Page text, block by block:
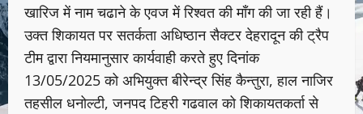
खारिज में नाम चढाने के एवज में रिश्वत की माँग की जा रही हैं।
उक्त शिकायत पर सतर्कता अधिष्ठान सैक्टर देहरादून की ट्रैप
टीम द्वारा नियमानुसार कार्यवाही करते हुए दिनांक
13/05/2025 को अभियुक्त बीरेन्द्र सिंह कैन्तुरा, हाल नाजिर
तहसील धनोल्टी, जनपद टिहरी गढवाल को शिकायतकर्ता से